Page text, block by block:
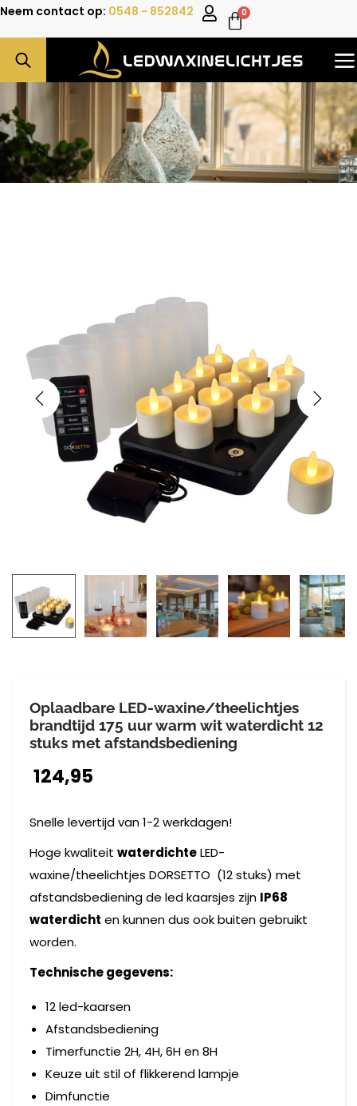
Neem contact op: 0548 - 852842 0
Oplaadbare LED-waxine/theelichtjes
brandtijd 175 uur warm wit waterdicht 12
stuks met afstandsbediening
124,95
Snelle levertijd van 1-2 werkdagen!
Hoge kwaliteit waterdichteLED-
waxine/theelichtjes DORSETTO (12 stuks) met
afstandsbediening de led kaarsjes zijn IP68
waterdicht en kunnen dus ook buiten gebruikt
worden.
Technische gegevens:
12 led-kaarsen
Afstandsbediening
Timerfunctie 2H, 4H, 6H en 8H
Keuze uit stil of flikkerend lampje
Dimfunctie